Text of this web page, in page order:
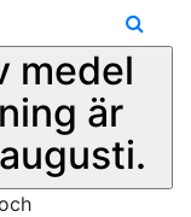
medel
är